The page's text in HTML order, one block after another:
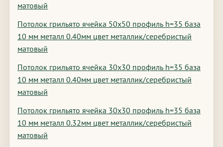
матовый
Потолок грильято ячейка 50х50 профиль h=35 база
10 мм металл 0.40мм цвет металлик/серебристый
матовый
Потолок грильято ячейка 30х30 профиль h=35 база
10 мм металл 0.40мм цвет металлик/серебристый
матовый
Потолок грильято ячейка 30х30 профиль h=35 база
10 мм металл 0.32мм цвет металлик/серебристый
матовый